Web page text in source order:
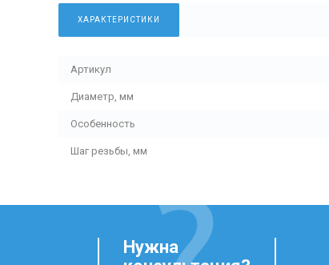
ХАРАКТЕРИСТИКИ
Артикул
Диаметр, мм
Особенность
Шаг резьбы, мм
Нужна